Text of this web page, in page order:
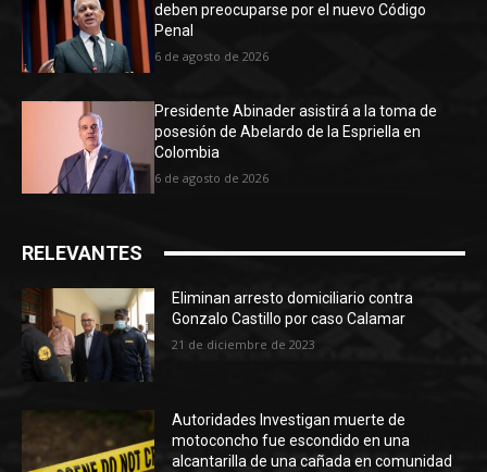
deben preocuparse por el nuevo Código
Penal
6 de agosto de 2026
Presidente Abinader asistirá a la toma de
posesión de Abelardo de la Espriella en
Colombia
6 de agosto de 2026
RELEVANTES
Eliminan arresto domiciliario contra
Gonzalo Castillo por caso Calamar
21 de diciembre de 2023
Autoridades Investigan muerte de
motoconcho fue escondido en una
alcantarilla de una cañada en comunidad